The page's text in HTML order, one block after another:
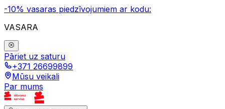
-10% vasaras piedzīvojumiem ar kodu:
VASARA
Pāriet uz saturu
+371 26699899
Mūsu veikali
Par mums